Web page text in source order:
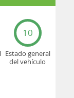
10
Estado general
del vehículo